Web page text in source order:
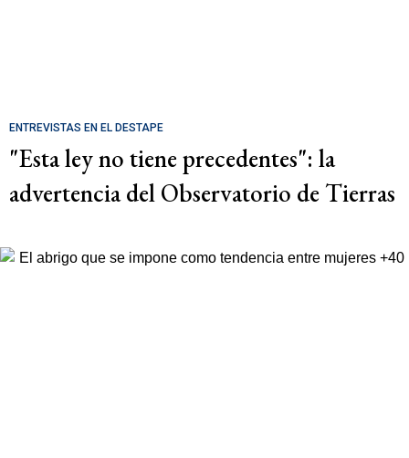
ENTREVISTAS EN EL DESTAPE
"Esta ley no tiene precedentes": la
advertencia del Observatorio de Tierras